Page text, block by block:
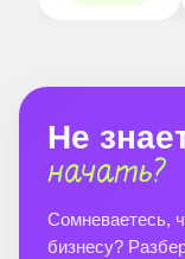
Не
начать?
Сомневаетесь,
бизнесу?